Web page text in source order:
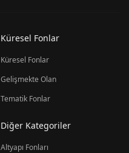
Küresel Fonlar
Küresel Fonlar
Gelişmekte Olan
Tematik Fonlar
Diğer Kategoriler
Altyapı Fonları